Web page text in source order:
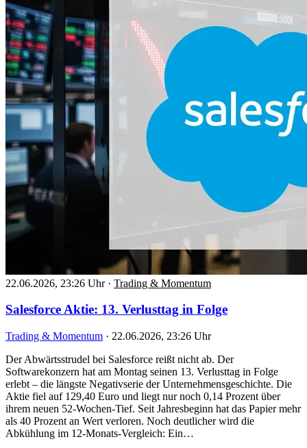
22.06.2026, 23:26 Uhr · Trading & Momentum
Salesforce Aktie: 13. Verlusttag in Folge
Trading & Momentum · 22.06.2026, 23:26 Uhr
Der Abwärtsstrudel bei Salesforce reißt nicht ab. Der
Softwarekonzern hat am Montag seinen 13. Verlusttag in Folge
erlebt – die längste Negativserie der Unternehmensgeschichte. Die
Aktie fiel auf 129,40 Euro und liegt nur noch 0,14 Prozent über
ihrem neuen 52-Wochen-Tief. Seit Jahresbeginn hat das Papier mehr
als 40 Prozent an Wert verloren. Noch deutlicher wird die
Abkühlung im 12-Monats-Vergleich: Ein…